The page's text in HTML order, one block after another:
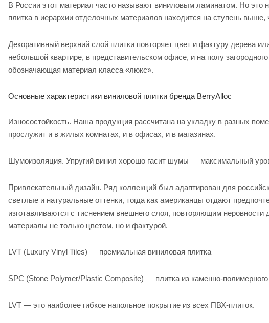
В России этот материал часто называют виниловым ламинатом. Но это
плитка в иерархии отделочных материалов находится на ступень выше,
Декоративный верхний слой плитки повторяет цвет и фактуру дерева
небольшой квартире, в представительском офисе, и на полу
обозначающая материал класса «люкс».
Основные характеристики виниловой плитки бренда BerryAlloc
Износостойкость. Наша продукция рассчитана на укладку в разных
прослужит и в жилых комнатах, и в офисах, и в магазинах.
Шумоизоляция. Упругий винил хорошо гасит шумы — максимальный
Привлекательный дизайн. Ряд коллекций был адаптирован для
светлые и натуральные оттенки, тогда как американцы отдают
изготавливаются с тиснением внешнего слоя, повторяющим
материалы не только цветом, но и фактурой.
LVT (Luxury Vinyl Tiles) — премиальная виниловая плитка
SPC (Stone Polymer/Plastic Composite) — плитка из каменно-полимерного
LVT — это наиболее гибкое напольное покрытие из всех ПВХ-плиток.